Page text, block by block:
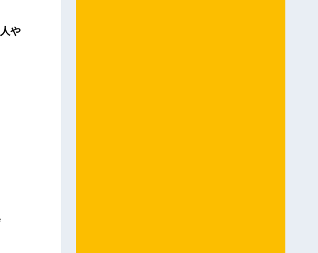
や